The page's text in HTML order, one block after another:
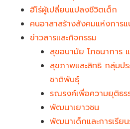
ฮีโร่ผู้เปลี่ยนแปลงชีวิตเด็ก
คนอาสาสร้างสังคมแห่งการ
ข่าวสารและกิจกรรม
สุขอนามัย โภชนาการ
สุขภาพและสิทธิ กลุ่มปร
ชาติพันธุ์
รณรงค์เพื่อความยุติธร
พัฒนาเยาวชน
พัฒนาเด็กและการเรีย